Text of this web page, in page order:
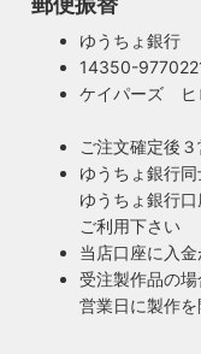
ゆうちょ銀行
14350-
ケイパーズ ヒ
ご注文確定後
ゆうちょ銀行
ゆうちょ銀行
ご利用下さい
当店口座に入
受注製作品の
営業日に製作を